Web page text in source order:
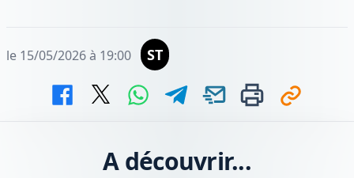
le 15/05/2026 à 19:00 ST
A découvrir...